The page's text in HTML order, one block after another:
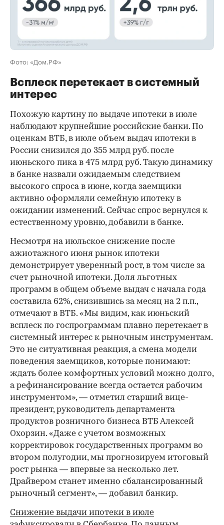
Фото: «Дом.РФ»
Всплеск перетекает в системный
интерес
Похожую картину по выдаче ипотеки в июле
наблюдают крупнейшие российские банки. По
оценкам ВТБ, в июле объем выдач ипотеки в
России снизился до 355 млрд руб. после
июньского пика в 475 млрд руб. Такую динамику
в банке назвали ожидаемым следствием
высокого спроса в июне, когда заемщики
активно оформляли семейную ипотеку в
ожидании изменений. Сейчас спрос вернулся к
естественному уровню, добавили в банке.
Несмотря на июльское снижение после
ажиотажного июня рынок ипотеки
демонстрирует уверенный рост, в том числе за
счет рыночной ипотеки. Доля льготных
программ в общем объеме выдач с начала года
составила 62%, снизившись за месяц на 2 п.п.,
отмечают в ВТБ. «Мы видим, как июньский
всплеск по госпрограммам плавно перетекает в
системный интерес к рыночным инструментам.
Это не ситуативная реакция, а смена модели
поведения заемщиков, которые понимают:
ждать более комфортных условий можно долго,
а рефинансирование всегда остается рабочим
инструментом», — отметил старший вице-
президент, руководитель департамента
продуктов розничного бизнеса ВТБ Алексей
Охорзин. «Даже с учетом возможных
корректировок государственных программ во
втором полугодии, мы прогнозируем итоговый
рост рынка — впервые за несколько лет.
Драйвером станет именно сбалансированный
рыночный сегмент», — добавил банкир.
Снижение выдачи ипотеки в июле